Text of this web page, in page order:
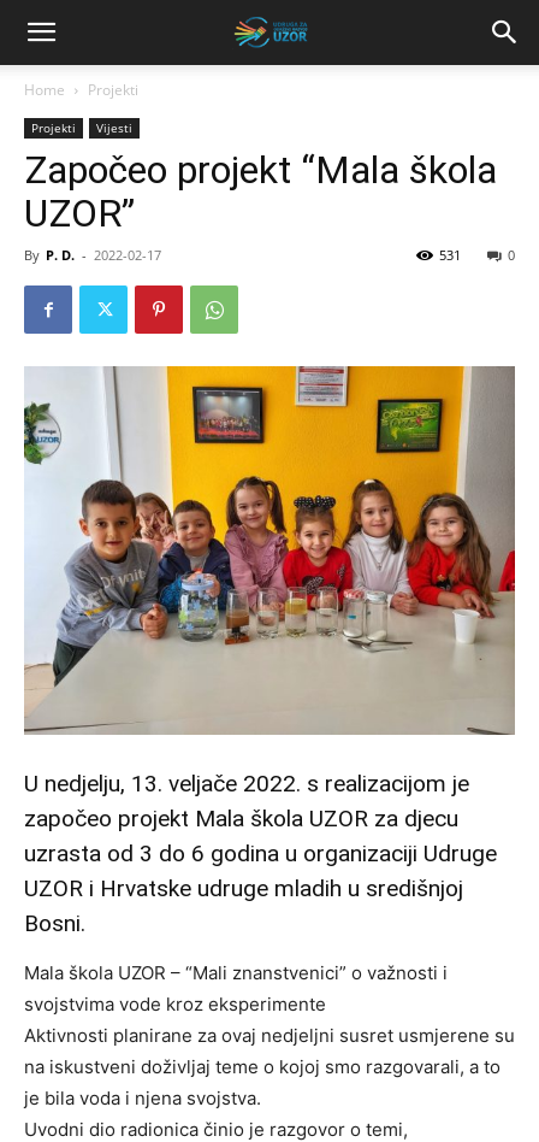
Home Projekti
Projekti Vijesti
Započeo projekt “Mala škola
UZOR”
By P. D. - 2022-02-17 0
531
U nedjelju, 13. veljače 2022. s realizacijom je
započeo projekt Mala škola UZOR za djecu
uzrasta od 3 do 6 godina u organizaciji Udruge
UZOR i Hrvatske udruge mladih u središnjoj
Bosni.
Mala škola UZOR – “Mali znanstvenici” o važnosti i
svojstvima vode kroz eksperimente
Aktivnosti planirane za ovaj nedjeljni susret usmjerene su
na iskustveni doživljaj teme o kojoj smo razgovarali, a to
je bila voda i njena svojstva.
Uvodni dio radionica činio je razgovor o temi,